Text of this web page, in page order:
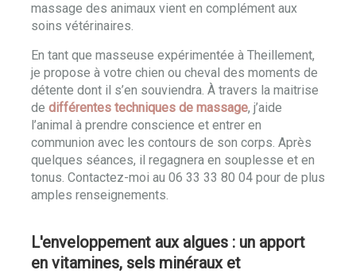
massage des animaux vient en complément aux
soins vétérinaires.
En tant que masseuse expérimentée à Theillement,
je propose à votre chien ou cheval des moments de
détente dont il s’en souviendra. À travers la maitrise
de différentes techniques de massage, j’aide
l’animal à prendre conscience et entrer en
communion avec les contours de son corps. Après
quelques séances, il regagnera en souplesse et en
tonus. Contactez-moi au 06 33 33 80 04 pour de plus
amples renseignements.
L'enveloppement aux algues : un apport
en vitamines, sels minéraux et